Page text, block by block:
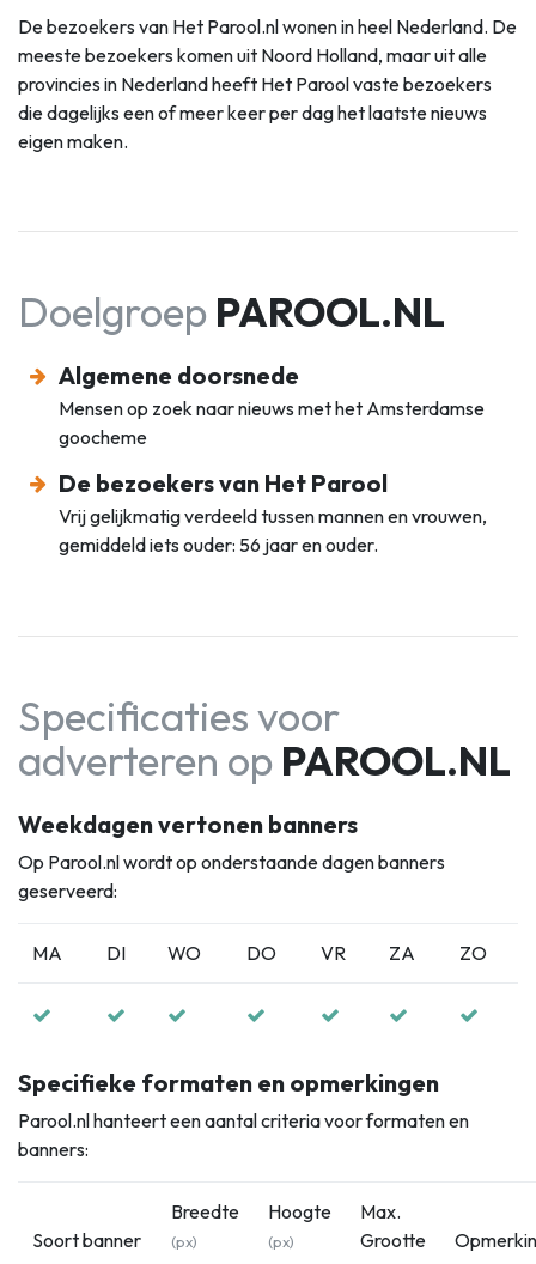
De bezoekers van Het Parool.nl wonen in heel Nederland. De
meeste bezoekers komen uit Noord Holland, maar uit alle
provincies in Nederland heeft Het Parool vaste bezoekers
die dagelijks een of meer keer per dag het laatste nieuws
eigen maken.
Doelgroep PAROOL.NL
Algemene doorsnede
Mensen op zoek naar nieuws met het Amsterdamse
goocheme
De bezoekers van Het Parool
Vrij gelijkmatig verdeeld tussen mannen en vrouwen,
gemiddeld iets ouder: 56 jaar en ouder.
Specificaties voor
adverteren op PAROOL.NL
Weekdagen vertonen banners
Op Parool.nl wordt op onderstaande dagen banners
geserveerd:
MA DI WO DO VR ZA ZO
Specifieke formaten en opmerkingen
Parool.nl hanteert een aantal criteria voor formaten en
banners:
Soort banner
Breedte
(px)
Hoogte
(px)
Max.
Grootte